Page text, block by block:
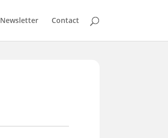
Newsletter Contact